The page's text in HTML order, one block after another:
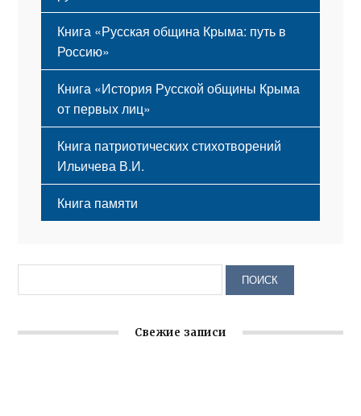
Книга «Русская община Крыма: путь в
Россию»
Книга «История Русской общины Крыма
от первых лиц»
Книга патриотических стихотворений
Ильичева В.И.
Книга памяти
Свежие записи